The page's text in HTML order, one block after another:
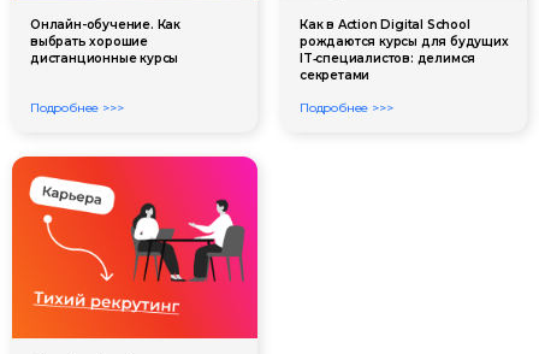
Онлайн-обучение. Как
выбрать хорошие
дистанционные курсы
Подробнее >>>
Как в Action Digital School
рождаются курсы для будущих
IT‑специалистов: делимся
секретами
Подробнее >>>